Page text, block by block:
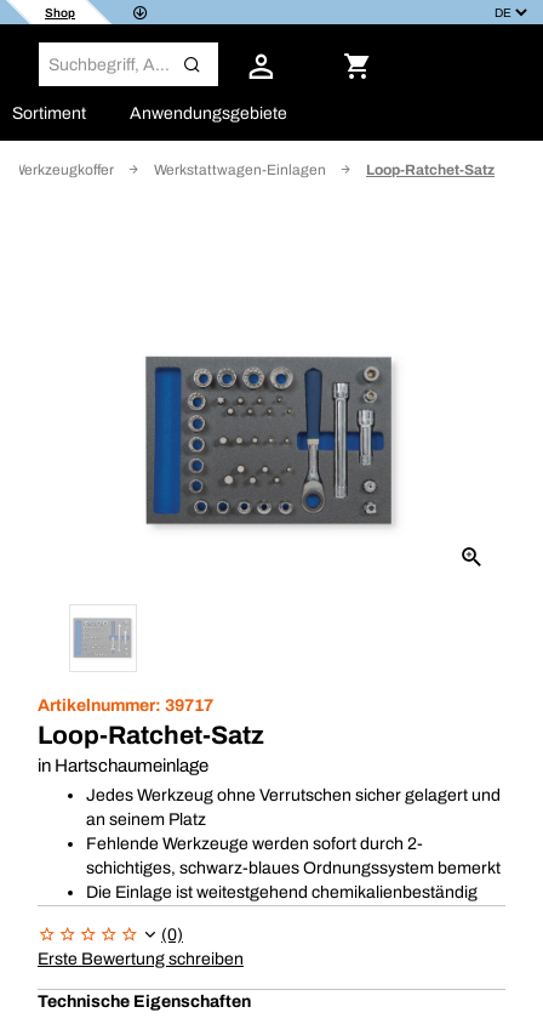
Shop
Sortiment Anwendungsgebiete
Werkzeugkoffer Werkstattwagen-Einlagen Loop-Ratchet-Satz
Artikelnummer: 39717
Loop-Ratchet-Satz
in Hartschaumeinlage
Jedes Werkzeug ohne Verrutschen sicher gelagert und
an seinem Platz
Fehlende Werkzeuge werden sofort durch 2-
schichtiges, schwarz-blaues Ordnungssystem bemerkt
Die Einlage ist weitestgehend chemikalienbeständig
(0)
Erste Bewertung schreiben
Technische Eigenschaften